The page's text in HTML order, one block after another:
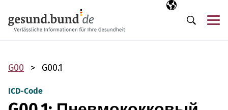
Выбранный
RU
Поиск
G00 G00.1
ICD-Code